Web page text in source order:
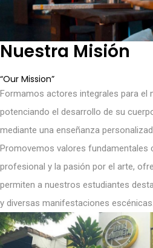
Nuestra Misión
“Our Mission”
Formamos actores integrales para el
potenciando el desarrollo de su
mediante una enseñanza
Promovemos valores fundamentales
profesional y la pasión por el arte,
permiten a nuestros estudiantes
y diversas manifestaciones escénicas.